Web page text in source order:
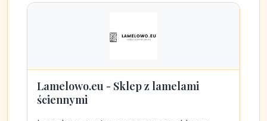
Lamelowo.eu - Sklep z lamelami
ściennymi